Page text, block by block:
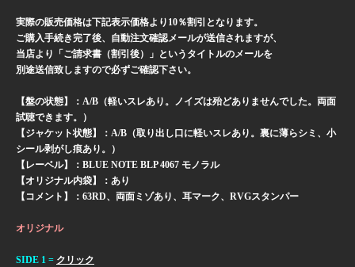
実際の販売価格は下記表示価格より10％割引となります。
ご購入手続き完了後、自動注文確認メールが送信されますが、
当店より「ご請求書（割引後）」というタイトルのメールを
別途送信致しますので必ずご確認下さい。
【盤の状態】：A/B（軽いスレあり。ノイズは殆どありませんでした。両面
試聴できます。）
【ジャケット状態】：A/B（取り出し口に軽いスレあり。裏に薄らシミ、小
シール剥がし痕あり。）
【レーベル】：BLUE NOTE BLP 4067 モノラル
【オリジナル内袋】：あり
【コメント】：63RD、両面ミゾあり、耳マーク、RVGスタンパー
オリジナル
SIDE 1 = クリック